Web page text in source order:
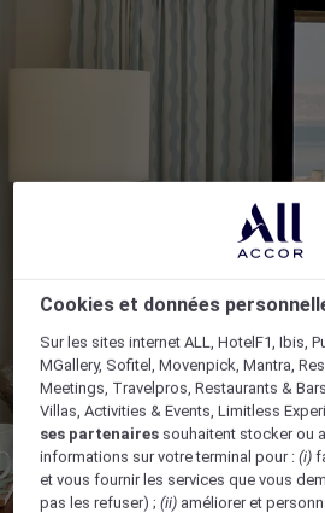
Cookies et données
Sur les sites internet ALL, HotelF1, Ibis,
MGallery, Sofitel, Movenpick, Mantra,
Meetings, Travelpros, Restaurants &
Villas, Activities & Events, Limitless
ses partenaires souhaitent stocker ou
informations sur votre terminal pour :(i)
et vous fournir les services que vous
pas les refuser) ;(ii) améliorer et